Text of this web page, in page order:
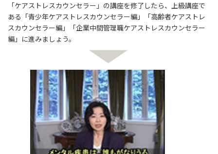
「ケアストレスカウンセラー」の講座を修了したら、上級講座で
ある「青少年ケアストレスカウンセラー編」「高齢者ケアストレ
スカウンセラー編」「企業中間管理職ケアストレスカウンセラー
編」に進みましょう。